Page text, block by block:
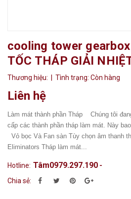
cooling tower gearbox
TỐC THÁP GIẢI
Thương hiệu: | Tình trạng: Còn hàng
Liên hệ
Làm mát thành phần Tháp Chúng tôi
cấp các thành phần tháp làm mát. Này
Vỏ bọc Và Fan sàn Tùy chọn âm thanh
Eliminators Tháp làm mát...
Hotline: Tâm0979.297.190 -
Chia sẻ: